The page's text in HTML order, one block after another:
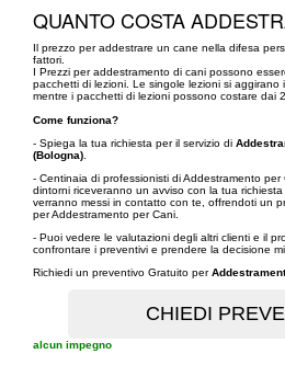
QUANTO COSTA
Il prezzo per addestrare un cane nella difesa
fattori.
I Prezzi per addestramento di cani possono
pacchetti di lezioni. Le singole lezioni si aggirano
mentre i pacchetti di lezioni possono costare dai
Come funziona?
- Spiega la tua richiesta per il servizio di
(Bologna)
- Centinaia di professionisti di Addestramento
dintorni riceveranno un avviso con la tua
verranno messi in contatto con te, offrendoti un
per Addestramento per Cani.
- Puoi vedere le valutazioni degli altri clienti e il
confrontare i preventivi e prendere la decisione
Richiedi un preventivo Gratuito per
alcun impegno